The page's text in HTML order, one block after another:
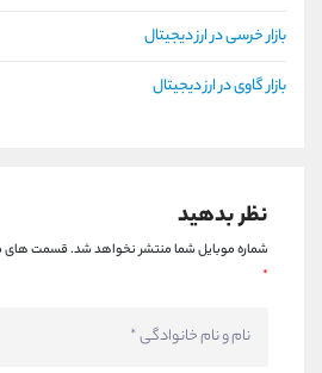
بازار خرسی در ارز دیجیتال
بازار گاوی در ارز دیجیتال
نظر بدهید
شماره موبایل شما منتشر نخواهد شد.قسمت های
*